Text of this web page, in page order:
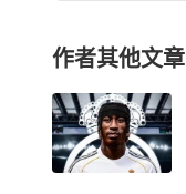
作者其他文章